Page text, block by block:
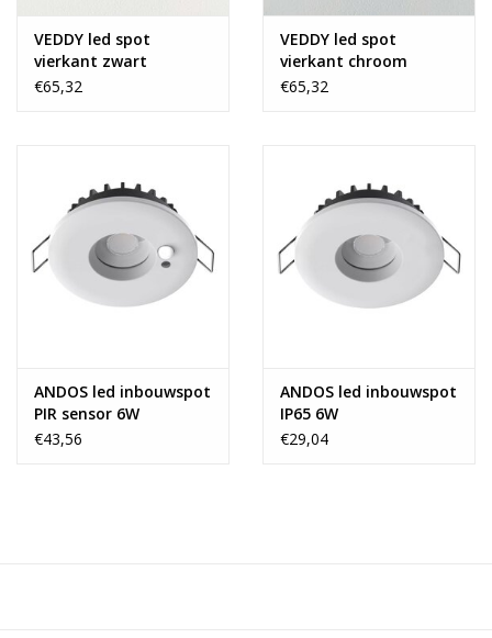
VEDDY led spot
vierkant zwart
dimbaar IP65
€65,32
VEDDY led spot
vierkant chroom
dimbaar IP65
€65,32
ANDOS led inbouwspot
PIR sensor 6W
€43,56
ANDOS led inbouwspot
IP65 6W
€29,04